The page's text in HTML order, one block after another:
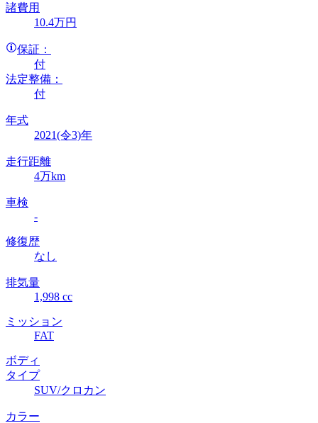
諸費用
10.4万円
保証：
付
法定整備：
付
年式
2021(令3)年
走行距離
4万km
車検
-
修復歴
なし
排気量
1,998 cc
ミッション
FAT
ボディ
タイプ
SUV/クロカン
カラー